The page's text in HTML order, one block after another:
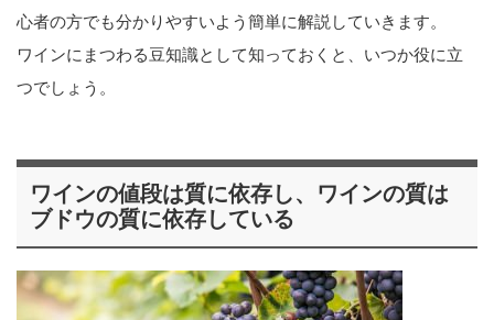
心者の方でも分かりやすいよう簡単に解説していきます。
ワインにまつわる豆知識として知っておくと、いつか役に立
つでしょう。
ワインの値段は質に依存し、ワインの質は
ブドウの質に依存している